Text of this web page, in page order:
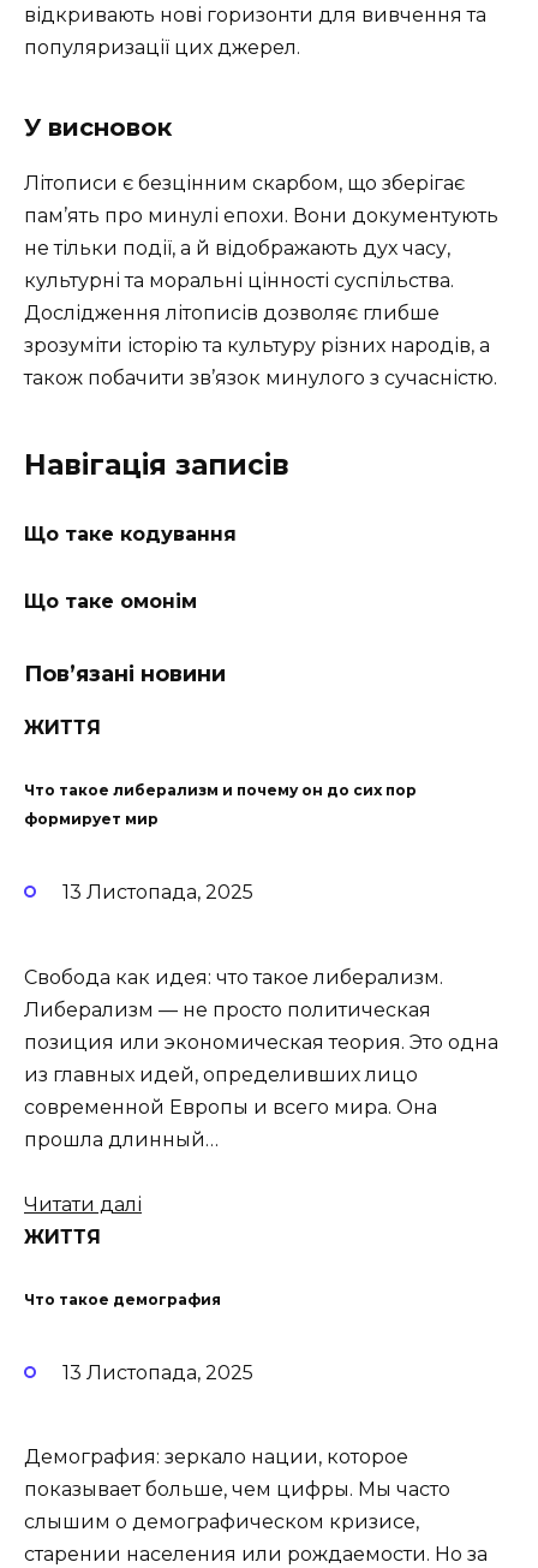
відкривають нові горизонти для вивчення та
популяризації цих джерел.
У висновок
Літописи є безцінним скарбом, що зберігає
пам’ять про минулі епохи. Вони документують
не тільки події, а й відображають дух часу,
культурні та моральні цінності суспільства.
Дослідження літописів дозволяє глибше
зрозуміти історію та культуру різних народів, а
також побачити зв’язок минулого з сучасністю.
Навігація записів
Що таке кодування
Що таке омонім
Пов’язані новини
ЖИТТЯ
Что такое либерализм и почему он до сих пор
формирует мир
13 Листопада, 2025
Свобода как идея: что такое либерализм.
Либерализм — не просто политическая
позиция или экономическая теория. Это одна
из главных идей, определивших лицо
современной Европы и всего мира. Она
прошла длинный…
Читати далі
ЖИТТЯ
Что такое демография
13 Листопада, 2025
Демография: зеркало нации, которое
показывает больше, чем цифры. Мы часто
слышим о демографическом кризисе,
старении населения или рождаемости. Но за